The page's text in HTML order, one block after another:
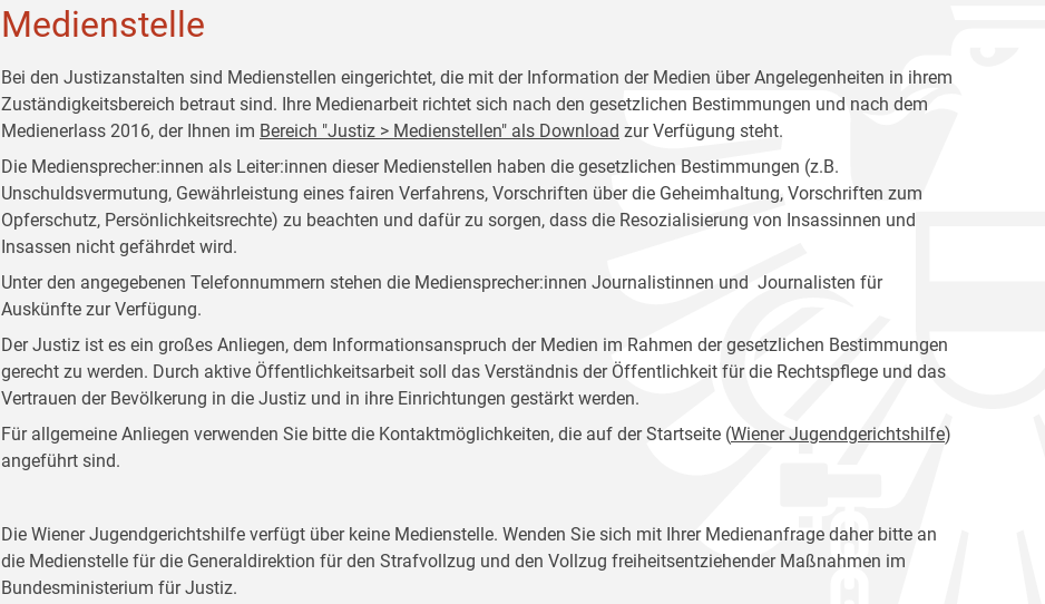
Medienstelle
Bei den Justizanstalten sind Medienstellen eingerichtet, die mit der Information der Medien über Angelegenheiten in ihrem
Zuständigkeitsbereich betraut sind. Ihre Medienarbeit richtet sich nach den gesetzlichen Bestimmungen und nach dem
Medienerlass 2016, der Ihnen im Bereich "Justiz > Medienstellen" als Download zur Verfügung steht.
Die Mediensprecher:innen als Leiter:innen dieser Medienstellen haben die gesetzlichen Bestimmungen (z.B.
Unschuldsvermutung, Gewährleistung eines fairen Verfahrens, Vorschriften über die Geheimhaltung, Vorschriften zum
Opferschutz, Persönlichkeitsrechte) zu beachten und dafür zu sorgen, dass die Resozialisierung von Insassinnen und
Insassen nicht gefährdet wird.
Unter den angegebenen Telefonnummern stehen die Mediensprecher:innen Journalistinnen und Journalisten für
Auskünfte zur Verfügung.
Der Justiz ist es ein großes Anliegen, dem Informationsanspruch der Medien im Rahmen der gesetzlichen Bestimmungen
gerecht zu werden. Durch aktive Öffentlichkeitsarbeit soll das Verständnis der Öffentlichkeit für die Rechtspflege und das
Vertrauen der Bevölkerung in die Justiz und in ihre Einrichtungen gestärkt werden.
Für allgemeine Anliegen verwenden Sie bitte die Kontaktmöglichkeiten, die auf der Startseite (Wiener Jugendgerichtshilfe)
angeführt sind.
Die Wiener Jugendgerichtshilfe verfügt über keine Medienstelle. Wenden Sie sich mit Ihrer Medienanfrage daher bitte an
die Medienstelle für die Generaldirektion für den Strafvollzug und den Vollzug freiheitsentziehender Maßnahmen im
Bundesministerium für Justiz.